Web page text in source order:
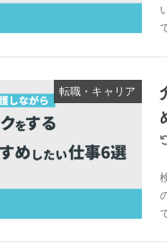
転職・キャリア